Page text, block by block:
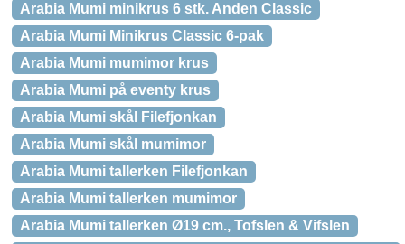
Arabia Mumi minikrus 6 stk. Anden Classic
Arabia Mumi Minikrus Classic 6-pak
Arabia Mumi mumimor krus
Arabia Mumi på eventy krus
Arabia Mumi skål Filefjonkan
Arabia Mumi skål mumimor
Arabia Mumi tallerken Filefjonkan
Arabia Mumi tallerken mumimor
Arabia Mumi tallerken Ø19 cm., Tofslen & Vifslen